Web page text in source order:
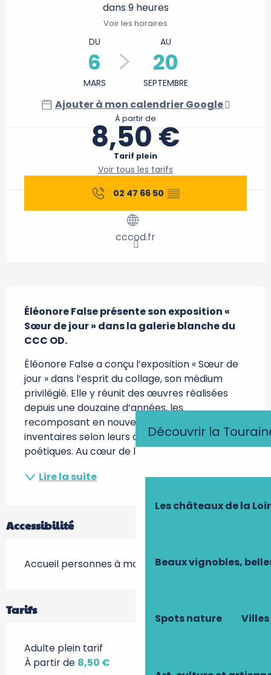
Découvrir la
Les châteaux de la
Beaux vignobles,
Spots nature
dans 9 heures
Voir les horaires
DU
6
MARS
AU
20
SEPTEMBRE
Ajouter à mon calendrier Google
À partir de
8,50 €
Tarif plein
Voir tous les tarifs
02 47 66 50 ▒▒
cccod.fr
Éléonore False présente son exposition «
Sœur de jour » dans la galerie blanche du
CCC OD.
Éléonore False a conçu l’exposition « Sœur de
jour » dans l’esprit du collage, son médium
privilégié. Elle y réunit des œuvres réalisées
depuis une douzaine d’années, les
recomposant en nouveaux ensembles et
inventaires selon leurs affinités sensibles et
poétiques. Au cœur de l’exposition, une...
Lire la suite
Accessibilité
Accueil personnes à mobilité réduite
Tarifs
Adulte plein tarif
À partir de 8,50 €